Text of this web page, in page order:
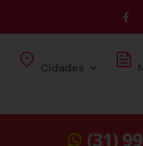
Cidades